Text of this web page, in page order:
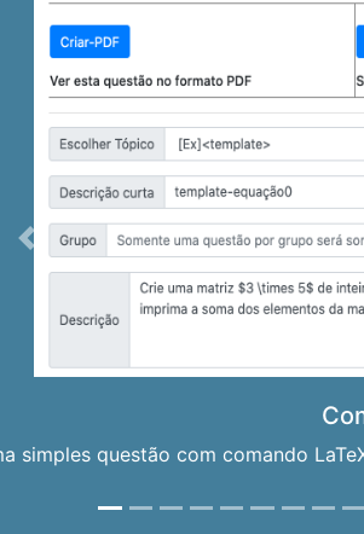
simples questão com comando
Previous